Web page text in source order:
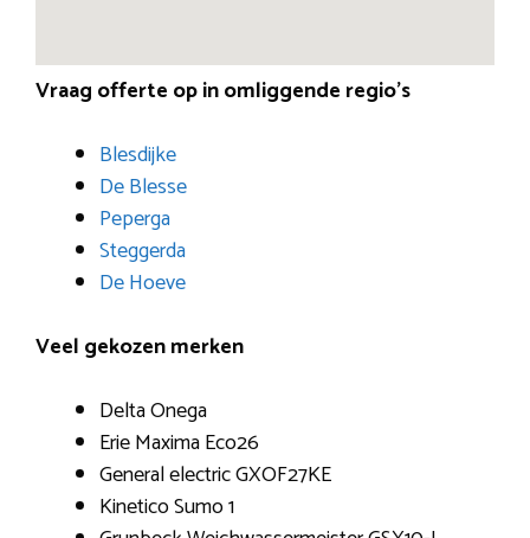
Vraag offerte op in omliggende regio’s
Blesdijke
De Blesse
Peperga
Steggerda
De Hoeve
Veel gekozen merken
Delta Onega
Erie Maxima Eco26
General electric GXOF27KE
Kinetico Sumo 1